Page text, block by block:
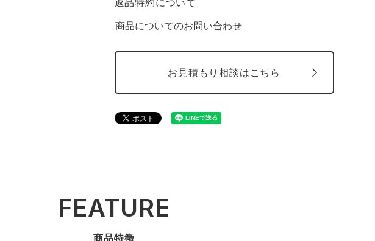
返品特約について
商品についてのお問い合わせ
お見積もり相談はこちら
FEATURE
商品特徴